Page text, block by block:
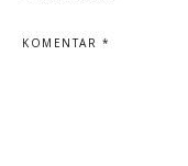
KOMENTAR *